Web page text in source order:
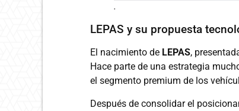
.
LEPAS y su propuesta
El nacimiento de LEPAS,
Hace parte de una estrategia
el segmento premium de los
Después de consolidar el